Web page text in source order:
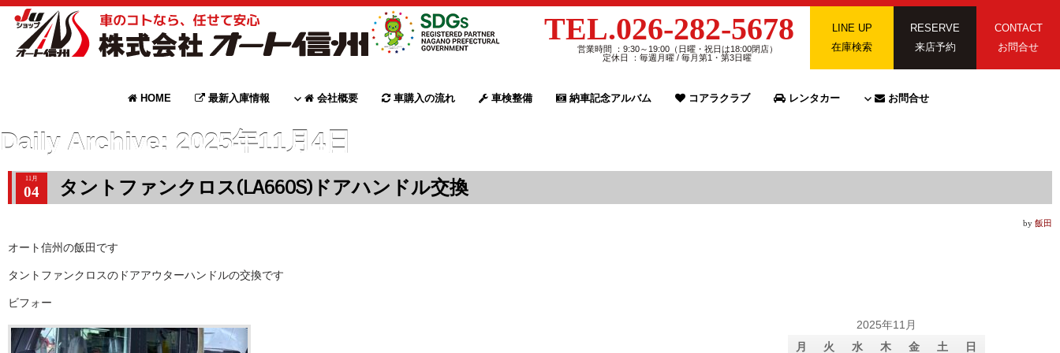
TEL.026-282-5678
営業時間 ：9:30～19:00（日曜・祝日は18:00閉店）
定休日 ：毎週月曜 / 毎月第1・第3日曜
LINE UP
在庫検索
RESERVE
来店予約
CONTACT
お問合せ
HOME 最新入庫情報 会社概要 車購入の流れ 車検整備 納車記念アルバム コアラクラブ レンタカー お問合せ
Daily Archive: 2025年11月4日
11月
04 タントファンクロス(LA660S)ドアハンドル交換
by 飯田
オート信州の飯田です
タントファンクロスのドアアウターハンドルの交換です
ビフォー
2025年11月
月
火 水 木 金 土 日